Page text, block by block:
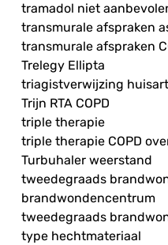
tramadol niet
transmurale afspraken
transmurale afspraken
Trelegy Ellipta
triagistverwijzing
Trijn RTA COPD
triple therapie
triple therapie COPD
Turbuhaler weerstand
tweedegraads
brandwondencentrum
tweedegraads
type hechtmateriaal